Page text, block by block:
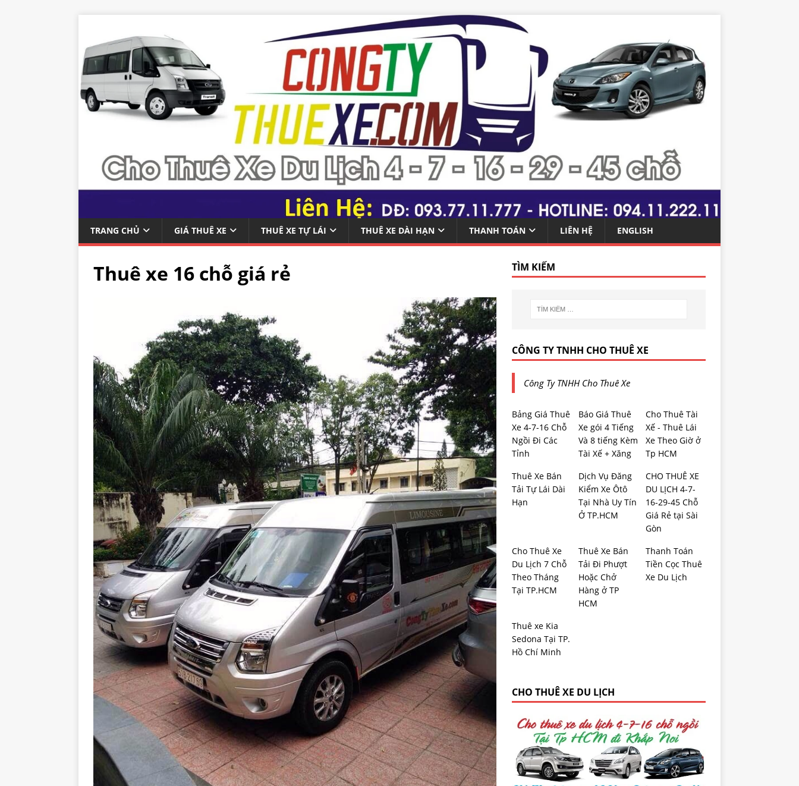
TRANG CHỦ GIÁ THUÊ XE THUÊ XE TỰ LÁI THUÊ XE DÀI HẠN THANH TOÁN LIÊN HỆ ENGLISH
Thuê xe 16 chỗ giá rẻ TÌM KIẾM
CÔNG TY TNHH CHO THUÊ XE
Công Ty TNHH Cho Thuê Xe
Bảng Giá Thuê
Xe 4-7-16 Chỗ
Ngồi Đi Các
Tỉnh
Báo Giá Thuê
Xe gói 4 Tiếng
Và 8 tiếng Kèm
Tài Xế + Xăng
Cho Thuê Tài
Xế - Thuê Lái
Xe Theo Giờ ở
Tp HCM
Thuê Xe Bán
Tải Tự Lái Dài
Hạn
Dịch Vụ Đăng
Kiểm Xe Ôtô
Tại Nhà Uy Tín
Ở TP.HCM
CHO THUÊ XE
DU LỊCH 4-7-
16-29-45 Chỗ
Giá Rẻ tại Sài
Gòn
Cho Thuê Xe
Du Lịch 7 Chỗ
Theo Tháng
Tại TP.HCM
Thuê Xe Bán
Tải Đi Phượt
Hoặc Chở
Hàng ở TP
HCM
Thanh Toán
Tiền Cọc Thuê
Xe Du Lịch
Thuê xe Kia
Sedona Tại TP.
Hồ Chí Minh
CHO THUÊ XE DU LỊCH